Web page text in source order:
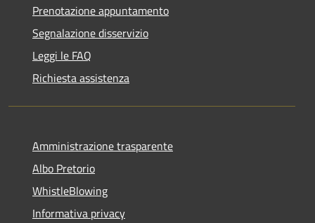
Prenotazione appuntamento
Segnalazione disservizio
Leggi le FAQ
Richiesta assistenza
Amministrazione trasparente
Albo Pretorio
WhistleBlowing
Informativa privacy